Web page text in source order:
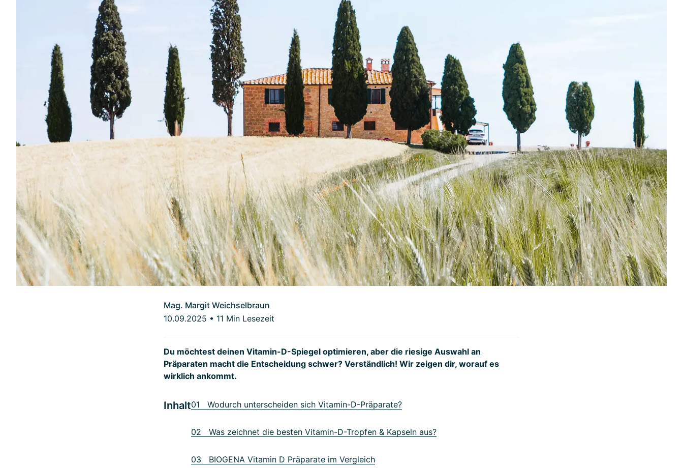
Mag. Margit Weichselbraun
10.09.2025 • 11 Min Lesezeit
Du möchtest deinen Vitamin-D-Spiegel optimieren, aber die riesige Auswahl an
Präparaten macht die Entscheidung schwer? Verständlich! Wir zeigen dir, worauf es
wirklich ankommt.
Inhalt01 Wodurch unterscheiden sich Vitamin-D-Präparate?
02 Was zeichnet die besten Vitamin-D-Tropfen & Kapseln aus?
03 BIOGENA Vitamin D Präparate im Vergleich